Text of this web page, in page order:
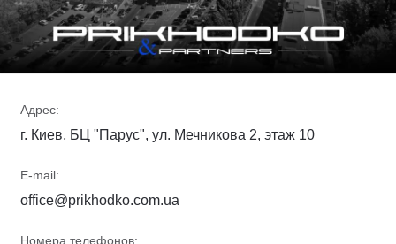
Адрес:
г. Киев, БЦ "Парус", ул. Мечникова 2, этаж 10
E-mail:
office@prikhodko.com.ua
Номера телефонов: